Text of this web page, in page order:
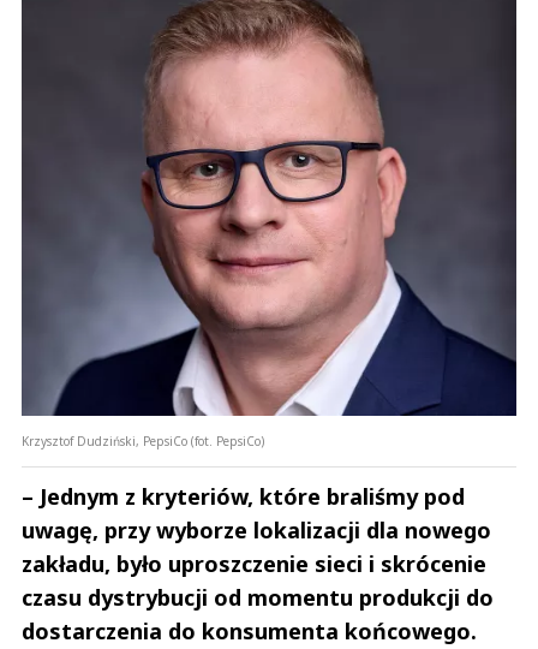
Krzysztof Dudziński, PepsiCo (fot. PepsiCo)
– Jednym z kryteriów, które braliśmy pod
uwagę, przy wyborze lokalizacji dla nowego
zakładu, było uproszczenie sieci i skrócenie
czasu dystrybucji od momentu produkcji do
dostarczenia do konsumenta końcowego.